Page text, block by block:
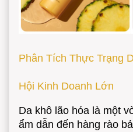
Phân Tích Thực Trạng
Hội Kinh Doanh Lớn
Da khô lão hóa là một
ẩm dẫn đến hàng rào